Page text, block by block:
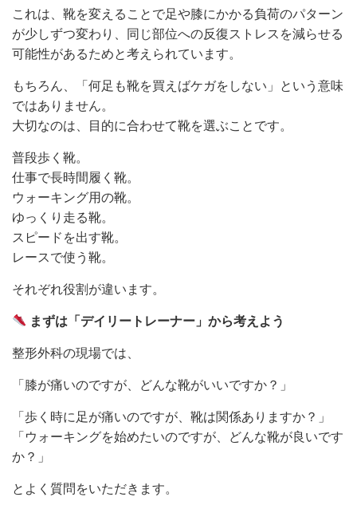
これは、靴を変えることで足や膝にかかる負荷のパターン
が少しずつ変わり、同じ部位への反復ストレスを減らせる
可能性があるためと考えられています。
もちろん、「何足も靴を買えばケガをしない」という意味
ではありません。
大切なのは、目的に合わせて靴を選ぶことです。
普段歩く靴。
仕事で長時間履く靴。
ウォーキング用の靴。
ゆっくり走る靴。
スピードを出す靴。
レースで使う靴。
それぞれ役割が違います。
まずは「デイリートレーナー」から考えよう
整形外科の現場では、
「膝が痛いのですが、どんな靴がいいですか？」
「歩く時に足が痛いのですが、靴は関係ありますか？」
「ウォーキングを始めたいのですが、どんな靴が良いです
か？」
とよく質問をいただきます。